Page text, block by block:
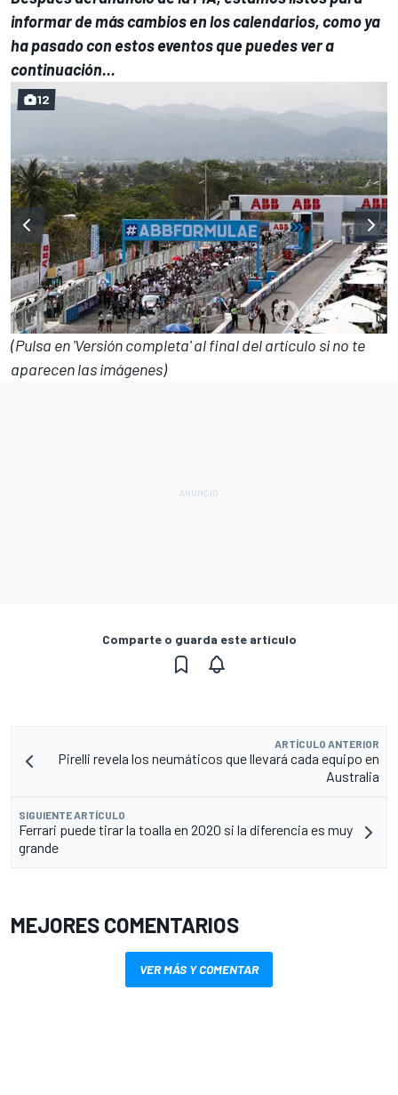
informar de más cambios en los calendarios, como ya
ha pasado con estos eventos que puedes ver a
continuación...
12
(Pulsa en 'Versión completa' al final del artículo si no te
aparecen las imágenes)
Comparte o guarda este artículo
ARTÍCULO ANTERIOR
Pirelli revela los neumáticos que llevará cada equipo en
Australia
SIGUIENTE ARTÍCULO
Ferrari puede tirar la toalla en 2020 si la diferencia es muy
grande
MEJORES COMENTARIOS
VER MÁS Y COMENTAR